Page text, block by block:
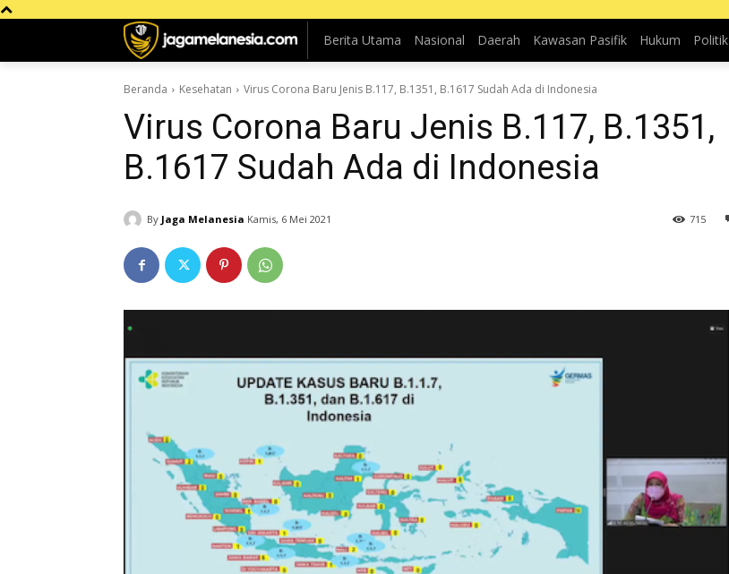
Berita Utama Nasional Daerah Kawasan Pasifik Hukum Politik
Beranda Kesehatan Virus Corona Baru Jenis B.117, B.1351, B.1617 Sudah Ada di Indonesia
Virus Corona Baru Jenis B.117, B.1351,
B.1617 Sudah Ada di Indonesia
By Jaga Melanesia Kamis, 6 Mei 2021 715